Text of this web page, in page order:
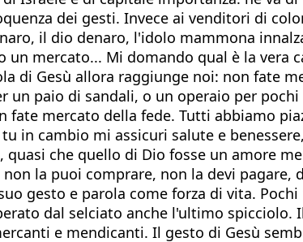
dei gesti. Invece ai venditori di
il dio denaro, l'idolo mammona
mercato... Mi domando qual è la vera
di Gesù allora raggiunge noi: non fate
paio di sandali, o un operaio per
mercato della fede. Tutti abbiamo
in cambio mi assicuri salute e
che quello di Dio fosse un amore
la puoi comprare, non la devi
gesto e parola come forza di vita.
dal selciato anche l'ultimo
e mendicanti. Il gesto di Gesù